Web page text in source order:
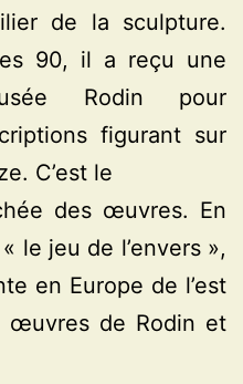
de la sculpture.
90, il a reçu une
Rodin pour
figurant sur
C’est le
des œuvres. En
le jeu de l’envers »,
en Europe de l’est
œuvres de Rodin et